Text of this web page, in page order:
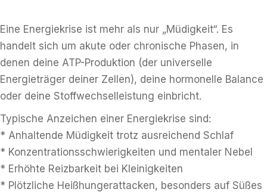
Eine Energiekrise ist mehr als nur „Müdigkeit“. Es
handelt sich um akute oder chronische Phasen, in
denen deine ATP-Produktion (der universelle
Energieträger deiner Zellen), deine hormonelle Balance
oder deine Stoffwechselleistung einbricht.
Typische Anzeichen einer Energiekrise sind:
* Anhaltende Müdigkeit trotz ausreichend Schlaf
* Konzentrationsschwierigkeiten und mentaler Nebel
* Erhöhte Reizbarkeit bei Kleinigkeiten
* Plötzliche Heißhungerattacken, besonders auf Süßes